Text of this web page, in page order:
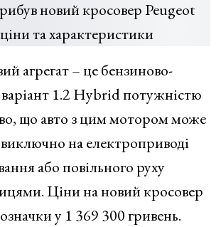
агрегат – це бензиново-
1.2 Hybrid потужністю
що авто з цим мотором може
на електроприводі
або повільного руху
Ціни на новий кросовер
у 1 369 300 гривень.